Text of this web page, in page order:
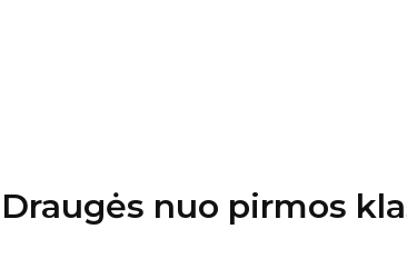
Draugės nuo pirmos